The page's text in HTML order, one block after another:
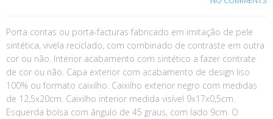
Porta contas ou porta-facturas fabricado em imitação de pele
sintética, vivela reciclado, com combinado de contraste em outra
cor ou não. Interior acabamento com sintético a fazer contrate
de cor ou não. Capa exterior com acabamento de design liso
100% ou formato caixilho. Caixilho exterior negro com medidas
de 12,5x20cm. Caixilho interior medida visível 9x17x0,5cm.
Esquerda bolsa com ângulo de 45 graus, com lado 9cm. O